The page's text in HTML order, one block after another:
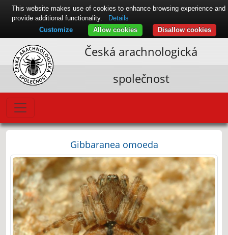
Česká arachnologická
společnost
Gibbaranea omoeda
This website makes use of cookies to enhance browsing experience and
provide additional functionality.
Details
Disallow cookies
Allow cookies
Customize